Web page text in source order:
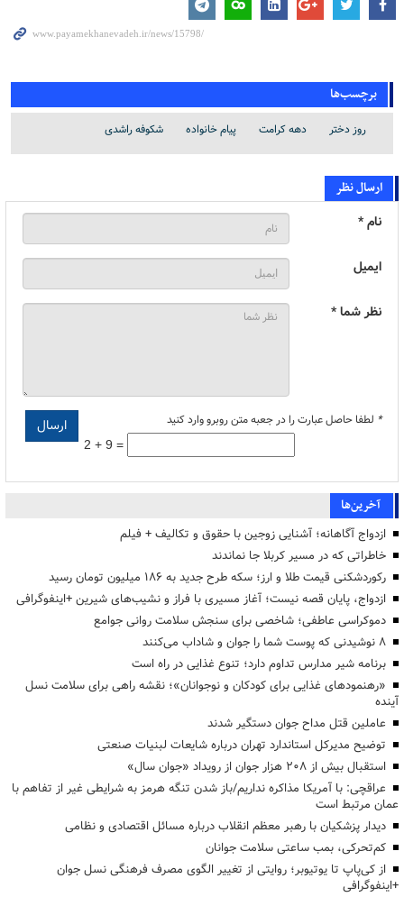
برچسب‌ها
روز دختر دهه کرامت پیام خانواده شکوفه راشدی
ارسال نظر
نام *
ایمیل
نظر شما *
* لطفا حاصل عبارت را در جعبه متن روبرو وارد کنید
2 + 9 =
آخرین‌ها
ازدواج آگاهانه؛ آشنایی زوجین با حقوق و تکالیف + فیلم
خاطراتی که در مسیر کربلا جا نماندند
رکوردشکنی قیمت طلا و ارز؛ سکه طرح جدید به ۱۸۶ میلیون تومان رسید
ازدواج، پایان قصه نیست؛ آغاز مسیری با فراز و نشیب‌های شیرین +اینفوگرافی
دموکراسی عاطفی؛ شاخصی برای سنجش سلامت روانی جوامع
۸ نوشیدنی که پوست شما را جوان و شاداب می‌کنند
برنامه شیر مدارس تداوم دارد؛ تنوع غذایی در راه است
«رهنمودهای غذایی برای کودکان و نوجوانان»؛ نقشه راهی برای سلامت نسل
آینده
عاملین قتل مداح جوان دستگیر شدند
توضیح مدیرکل استاندارد تهران درباره شایعات لبنیات صنعتی
استقبال بیش از ۲۰۸ هزار جوان از رویداد «جوان سال»
عراقچی: با آمریکا مذاکره نداریم/باز شدن تنگه هرمز به شرایطی غیر از تفاهم با
عمان مرتبط است
دیدار پزشکیان با رهبر معظم انقلاب درباره مسائل اقتصادی و نظامی
کم‌تحرکی، بمب ساعتی سلامت جوانان
از کی‌پاپ تا یوتیوبر؛ روایتی از تغییر الگوی مصرف فرهنگی نسل جوان
+اینفوگرافی